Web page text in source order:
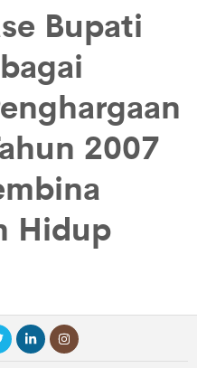
Bupati
2007
Hidup